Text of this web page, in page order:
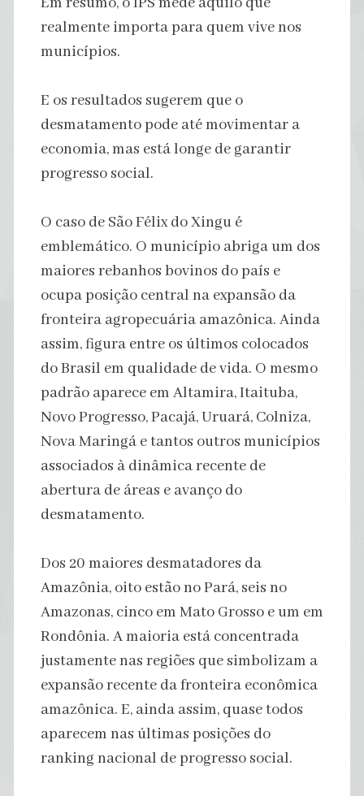
realmente importa para quem vive nos
municípios.
E os resultados sugerem que o
desmatamento pode até movimentar a
economia, mas está longe de garantir
progresso social.
O caso de São Félix do Xingu é
emblemático. O município abriga um dos
maiores rebanhos bovinos do país e
ocupa posição central na expansão da
fronteira agropecuária amazônica. Ainda
assim, figura entre os últimos colocados
do Brasil em qualidade de vida. O mesmo
padrão aparece em Altamira, Itaituba,
Novo Progresso, Pacajá, Uruará, Colniza,
Nova Maringá e tantos outros municípios
associados à dinâmica recente de
abertura de áreas e avanço do
desmatamento.
Dos 20 maiores desmatadores da
Amazônia, oito estão no Pará, seis no
Amazonas, cinco em Mato Grosso e um em
Rondônia. A maioria está concentrada
justamente nas regiões que simbolizam a
expansão recente da fronteira econômica
amazônica. E, ainda assim, quase todos
aparecem nas últimas posições do
ranking nacional de progresso social.